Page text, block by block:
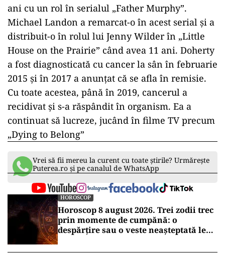
ad
Lupta cu cancerul
Născută în Memphis, Tennessee, Doherty s-a
mutat în Los Angeles împreună cu familia în
copilărie și și-a început cariera la vârsta de 10
ani cu un rol în serialul „Father Murphy”.
Michael Landon a remarcat-o în acest serial și a
distribuit-o în rolul lui Jenny Wilder în „Little
House on the Prairie” când avea 11 ani. Doherty
a fost diagnosticată cu cancer la sân în februarie
2015 și în 2017 a anunțat că se afla în remisie.
Cu toate acestea, până în 2019, cancerul a